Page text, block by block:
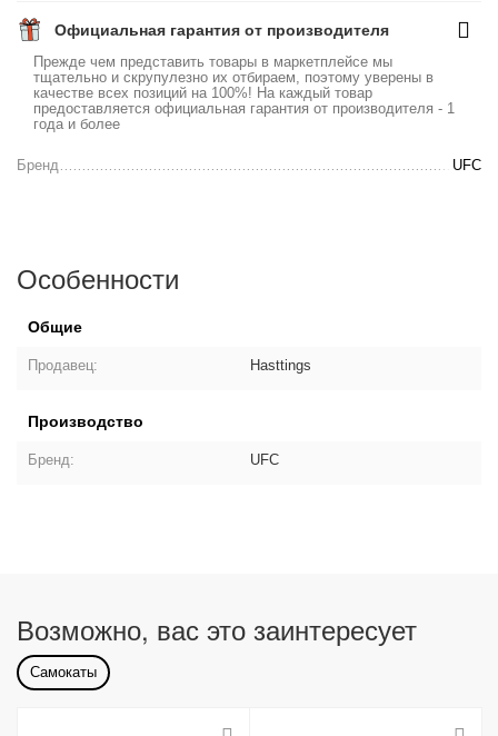
Официальная гарантия от производителя
Прежде чем представить товары в маркетплейсе мы
тщательно и скрупулезно их отбираем, поэтому уверены в
качестве всех позиций на 100%! На каждый товар
предоставляется официальная гарантия от производителя - 1
года и более
Бренд UFC
Особенности
Общие
Продавец: Hasttings
Производство
Бренд: UFC
Возможно, вас это заинтересует
Самокаты